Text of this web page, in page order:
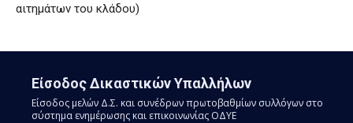
αιτημάτων του κλάδου)
Είσοδος Δικαστικών Υπαλλήλων
Είσοδος μελών Δ.Σ. και συνέδρων πρωτοβαθμίων συλλόγων στο
σύστημα ενημέρωσης και επικοινωνίας ΟΔΥΕ